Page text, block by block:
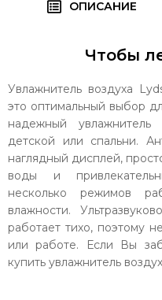
ОПИСАНИЕ
Чтобы
Увлажнитель воздуха
это оптимальный выбор
надежный
детской или спальни.
наглядный дисплей,
воды и
несколько режимов
влажности.
работает тихо, поэтому
или работе. Если Вы
купить увлажнитель